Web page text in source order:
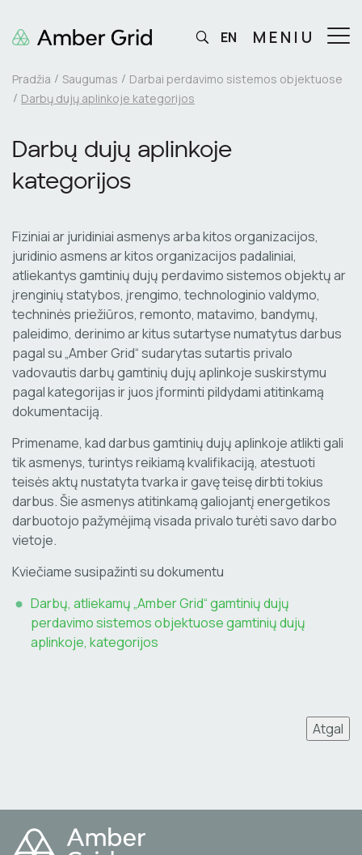
Pradžia Saugumas
Darbai perdavimo sistemos objektuose
Darbų dujų aplinkoje kategorijos
Darbų dujų aplinkoje
kategorijos
Fiziniai ar juridiniai asmenys arba kitos organizacijos,
juridinio asmens ar kitos organizacijos padaliniai,
atliekantys gamtinių dujų perdavimo sistemos objektų ar
įrenginių statybos, įrengimo, technologinio valdymo,
techninės priežiūros, remonto, matavimo, bandymų,
paleidimo, derinimo ar kitus sutartyse numatytus darbus
pagal su „Amber Grid“ sudarytas sutartis privalo
vadovautis darbų gamtinių dujų aplinkoje suskirstymu
pagal kategorijas ir juos įforminti pildydami atitinkamą
dokumentaciją.
Primename, kad darbus gamtinių dujų aplinkoje atlikti gali
tik asmenys, turintys reikiamą kvalifikaciją, atestuoti
teisės aktų nustatyta tvarka ir gavę teisę dirbti tokius
darbus. Šie asmenys atitinkamą galiojantį energetikos
darbuotojo pažymėjimą visada privalo turėti savo darbo
vietoje.
Kviečiame susipažinti su dokumentu
Darbų, atliekamų „Amber Grid“ gamtinių dujų
perdavimo sistemos objektuose gamtinių dujų
aplinkoje, kategorijos
Atgal
EN MENIU